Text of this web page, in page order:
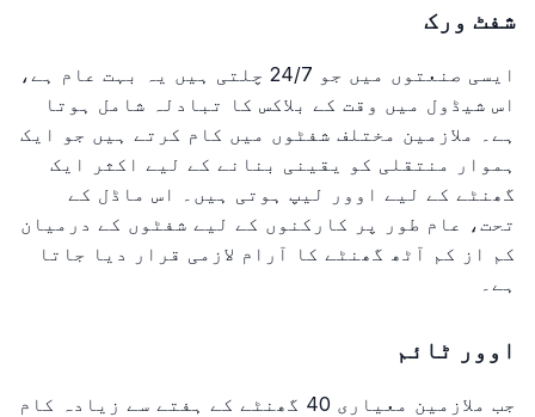
شفٹ ورک
ایسی صنعتوں میں جو 24/7 چلتی ہیں یہ بہت عام ہے،
اس شیڈول میں وقت کے بلاکس کا تبادلہ شامل ہوتا
ہے۔ ملازمین مختلف شفٹوں میں کام کرتے ہیں جو ایک
ہموار منتقلی کو یقینی بنانے کے لیے اکثر ایک
گھنٹے کے لیے اوور لیپ ہوتی ہیں۔ اس ماڈل کے
تحت، عام طور پر کارکنوں کے لیے شفٹوں کے درمیان
کم از کم آٹھ گھنٹے کا آرام لازمی قرار دیا جاتا
ہے۔
اوور ٹائم
جب ملازمین معیاری 40 گھنٹے کے ہفتے سے زیادہ کام